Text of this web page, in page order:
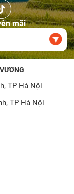
mãi
TP Hà Nội
TP Hà Nội